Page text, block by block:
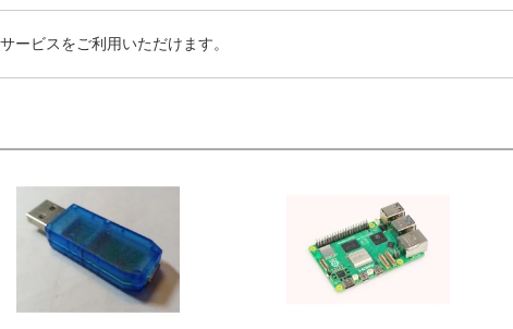
ービスをご利用いただけます。